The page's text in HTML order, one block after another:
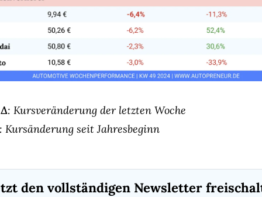
: Kursveränderung der letzten Woche
Kursänderung seit Jahresbeginn
den vollständigen Newsletter